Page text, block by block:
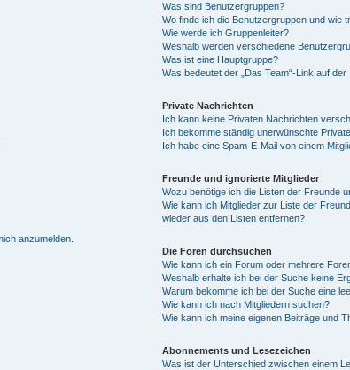
anzumelden.
Was sind Benutzergruppen?
Wo finde ich die Benutzergruppen und wie
Wie werde ich Gruppenleiter?
Weshalb werden verschiedene
Was ist eine Hauptgruppe?
Was bedeutet der „Das Team“-Link auf der
Private Nachrichten
Ich kann keine Privaten Nachrichten
Ich bekomme ständig unerwünschte
Ich habe eine Spam-E-Mail von einem
Freunde und ignorierte Mitglieder
Wozu benötige ich die Listen der Freunde
Wie kann ich Mitglieder zur Liste der
wieder aus den Listen entfernen?
Die Foren durchsuchen
Wie kann ich ein Forum oder mehrere
Weshalb erhalte ich bei der Suche keine
Warum bekomme ich bei der Suche eine
Wie kann ich nach Mitgliedern suchen?
Wie kann ich meine eigenen Beiträge und
Abonnements und Lesezeichen
Was ist der Unterschied zwischen einem